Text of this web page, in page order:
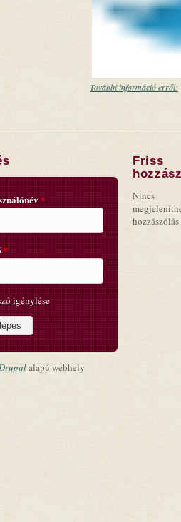
További információ erről:
*
*
igénylése
Friss
Nincs
hozzászólás.
Drupalalapú webhely